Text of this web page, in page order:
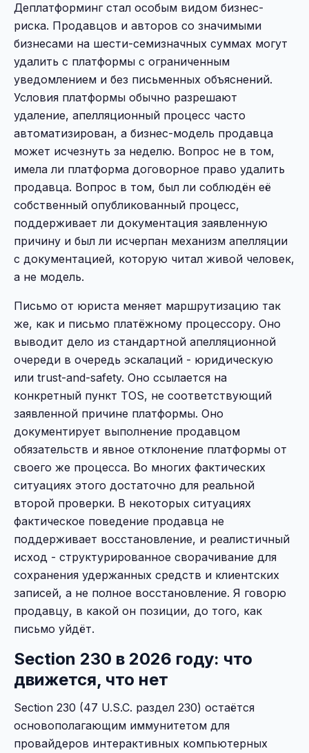
Деплатформинг стал особым видом бизнес-
риска. Продавцов и авторов со значимыми
бизнесами на шести-семизначных суммах могут
удалить с платформы с ограниченным
уведомлением и без письменных объяснений.
Условия платформы обычно разрешают
удаление, апелляционный процесс часто
автоматизирован, а бизнес-модель продавца
может исчезнуть за неделю. Вопрос не в том,
имела ли платформа договорное право удалить
продавца. Вопрос в том, был ли соблюдён её
собственный опубликованный процесс,
поддерживает ли документация заявленную
причину и был ли исчерпан механизм апелляции
с документацией, которую читал живой человек,
а не модель.
Письмо от юриста меняет маршрутизацию так
же, как и письмо платёжному процессору. Оно
выводит дело из стандартной апелляционной
очереди в очередь эскалаций - юридическую
или trust-and-safety. Оно ссылается на
конкретный пункт TOS, не соответствующий
заявленной причине платформы. Оно
документирует выполнение продавцом
обязательств и явное отклонение платформы от
своего же процесса. Во многих фактических
ситуациях этого достаточно для реальной
второй проверки. В некоторых ситуациях
фактическое поведение продавца не
поддерживает восстановление, и реалистичный
исход - структурированное сворачивание для
сохранения удержанных средств и клиентских
записей, а не полное восстановление. Я говорю
продавцу, в какой он позиции, до того, как
письмо уйдёт.
Section 230 в 2026 году: что
движется, что нет
Section 230 (47 U.S.C. раздел 230) остаётся
основополагающим иммунитетом для
провайдеров интерактивных компьютерных